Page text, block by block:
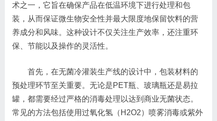
术之一，它旨在确保产品在低温环境下进行处理和包
装，从而保证微生物安全性并最大限度地保留饮料的营
养成分和风味。这种设计不仅关注生产效率，还注重环
保、节能以及操作的灵活性。
首先，在无菌冷灌装生产线的设计中，包装材料的
预处理环节至关重要。无论是PET瓶、玻璃瓶还是易拉
罐，都需要经过严格的消毒处理以达到商业无菌状态。
常见的方法包括使用过氧化氢（H2O2）喷雾消毒或紫外